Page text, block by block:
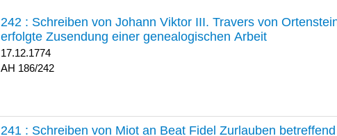
242 : Schreiben von Johann Viktor III. Travers von
erfolgte Zusendung einer genealogischen Arbeit
17.12.1774
186/242
241 : Schreiben von Miot an Beat Fidel Zurlauben